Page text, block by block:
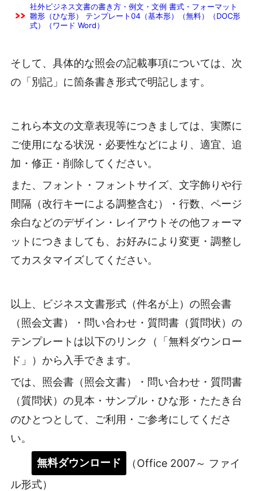
社外ビジネス文書の書き方・例文・文例 書式・フォーマット
雛形（ひな形） テンプレート04（基本形）（無料）（DOC形
式）（ワード Word）
そして、具体的な照会の記載事項については、次
の「別記」に箇条書き形式で明記します。
これら本文の文章表現等につきましては、実際に
ご使用になる状況・必要性などにより、適宜、追
加・修正・削除してください。
また、フォント・フォントサイズ、文字飾りや行
間隔（改行キーによる調整含む）・行数、ページ
余白などのデザイン・レイアウトその他フォーマ
ットにつきましても、お好みにより変更・調整し
てカスタマイズしてください。
以上、ビジネス文書形式（件名が上）の照会書
（照会文書）・問い合わせ・質問書（質問状）の
テンプレートは以下のリンク（「無料ダウンロー
ド」）から入手できます。
では、照会書（照会文書）・問い合わせ・質問書
（質問状）の見本・サンプル・ひな形・たたき台
のひとつとして、ご利用・ご参考にしてくださ
い。
無料ダウンロード
（Office 2007～ ファイ
ル形式）